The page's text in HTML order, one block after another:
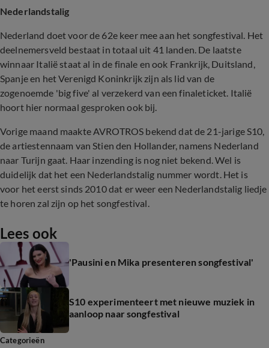
Nederlandstalig
Nederland doet voor de 62e keer mee aan het songfestival. Het
deelnemersveld bestaat in totaal uit 41 landen. De laatste
winnaar Italië staat al in de finale en ook Frankrijk, Duitsland,
Spanje en het Verenigd Koninkrijk zijn als lid van de
zogenoemde 'big five' al verzekerd van een finaleticket. Italië
hoort hier normaal gesproken ook bij.
Vorige maand maakte AVROTROS bekend dat de 21-jarige S10,
de artiestennaam van Stien den Hollander, namens Nederland
naar Turijn gaat. Haar inzending is nog niet bekend. Wel is
duidelijk dat het een Nederlandstalig nummer wordt. Het is
voor het eerst sinds 2010 dat er weer een Nederlandstalig liedje
te horen zal zijn op het songfestival.
Lees ook
'Pausini en Mika presenteren songfestival'
S10 experimenteert met nieuwe muziek in
aanloop naar songfestival
Categorieën